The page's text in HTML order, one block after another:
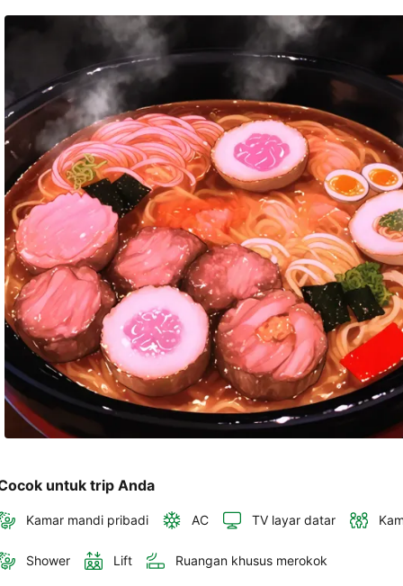
memesan,
akomodasi
termasuk
nomor
telepon
dan
alamat
akan
disertakan
dalam
konfirmasi
pemesanan
dan
akun
Anda.
untuk trip Anda
Kamar mandi pribadi AC TV layar datar
Shower Lift Ruangan khusus merokok